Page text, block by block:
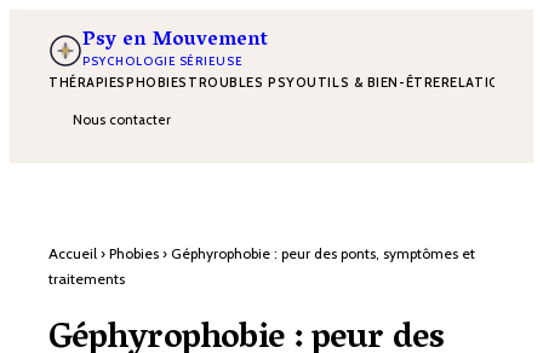
Psy en Mouvement
PSYCHOLOGIE SÉRIEUSE
THÉRAPIESPHOBIES TROUBLES PSYOUTILS & BIEN-ÊTRERELATIONS
Nous contacter
Accueil › Phobies › Géphyrophobie : peur des ponts, symptômes et
traitements